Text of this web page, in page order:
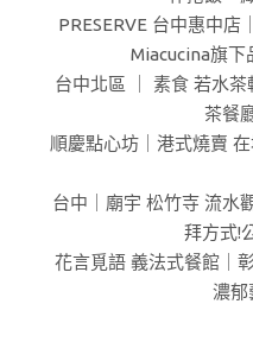
PRESERVE 台中惠中店
Miacucina旗下
台中北區 ｜ 素食 若水
茶餐
順慶點心坊｜港式燒賣
台中｜廟宇 松竹寺 流水
拜方式!
花言覓語 義法式餐館｜
濃郁